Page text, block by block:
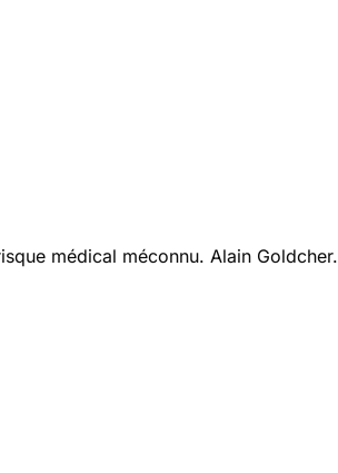
médical méconnu. Alain Goldcher.